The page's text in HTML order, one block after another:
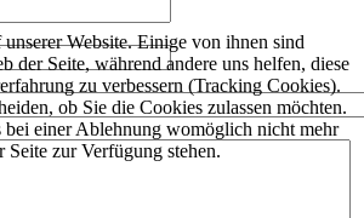
Website. Einige von ihnen sind
der Seite, während andere uns helfen, diese
zu verbessern (Tracking Cookies).
ob Sie die Cookies zulassen möchten.
bei einer Ablehnung womöglich nicht mehr
zur Verfügung stehen.